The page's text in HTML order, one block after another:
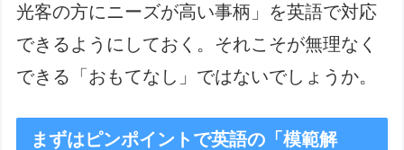
光客の方にニーズが高い事柄」を英語で対応
できるようにしておく。それこそが無理なく
できる「おもてなし」ではないでしょうか。
まずはピンポイントで英語の「模範解